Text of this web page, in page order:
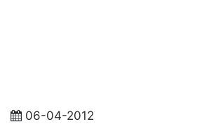
06-04-2012